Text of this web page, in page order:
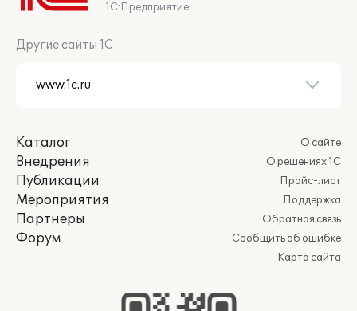
1С:Предприятие
Другие сайты 1С
Каталог
Внедрения
Публикации
Мероприятия
Партнеры
Форум
О сайте
О решениях 1С
Прайс-лист
Поддержка
Обратная связь
Сообщить об ошибке
Карта сайта